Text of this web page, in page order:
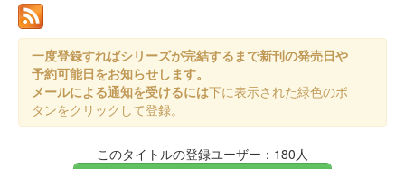
一度登録すればシリーズが完結するまで新刊の発売日や
予約可能日をお知らせします。
メールによる通知を受けるには下に表示された緑色のボ
タンをクリックして登録。
このタイトルの登録ユーザー：180人